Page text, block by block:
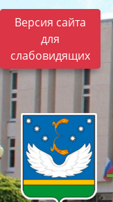
Версия сайта
для
слабовидящих